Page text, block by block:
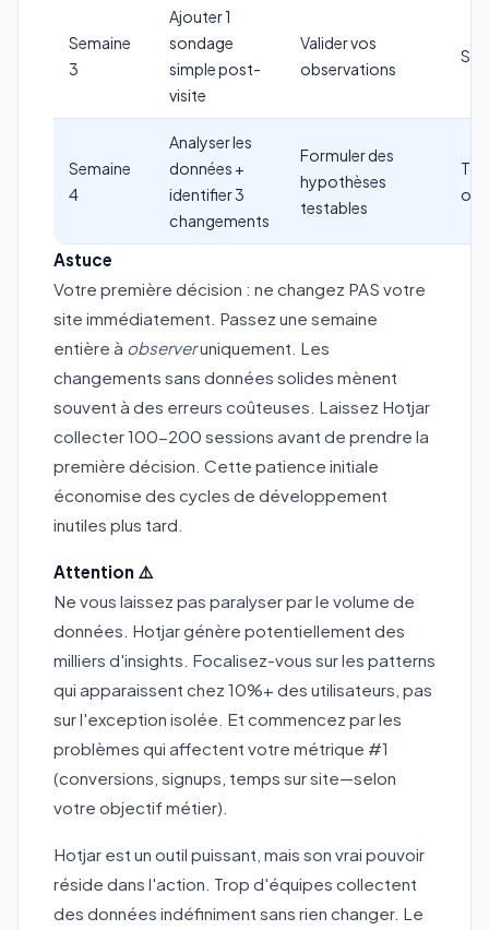
Semaine
3
Ajouter 1
sondage
simple post-
visite
Valider vos
observations
Semaine
4
Analyser les
données +
identifier 3
changements
Formuler des
hypothèses
testables
Astuce
Votre première décision : ne changez PAS votre
site immédiatement. Passez une semaine
entière à observeruniquement. Les
changements sans données solides mènent
souvent à des erreurs coûteuses. Laissez Hotjar
collecter 100-200 sessions avant de prendre la
première décision. Cette patience initiale
économise des cycles de développement
inutiles plus tard.
Attention ⚠️
Ne vous laissez pas paralyser par le volume de
données. Hotjar génère potentiellement des
milliers d'insights. Focalisez-vous sur les patterns
qui apparaissent chez 10%+ des utilisateurs, pas
sur l'exception isolée. Et commencez par les
problèmes qui affectent votre métrique #1
(conversions, signups, temps sur site—selon
votre objectif métier).
Hotjar est un outil puissant, mais son vrai pouvoir
réside dans l'action. Trop d'équipes collectent
des données indéfiniment sans rien changer. Le